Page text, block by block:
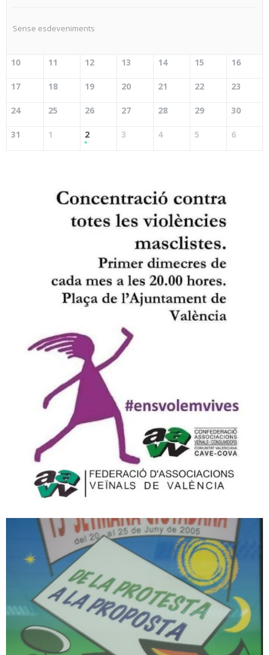
Sense esdeveniments
10 11 12 13 14 15 16
17 18 19 20 21 22 23
24 25 26 27 28 29 30
31 1 2 3 4 5 6